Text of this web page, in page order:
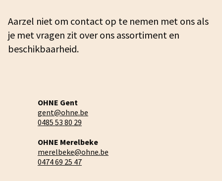
Aarzel niet om contact op te nemen met ons als
je met vragen zit over ons assortiment en
beschikbaarheid.
OHNE Gent
gent@ohne.be
0485 53 80 29
OHNE Merelbeke
merelbeke@ohne.be
0474 69 25 47